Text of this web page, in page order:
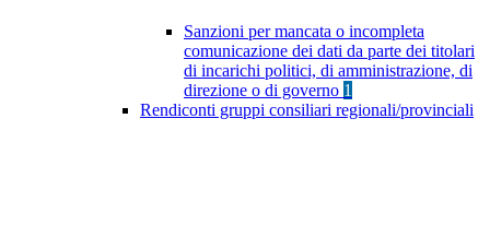
Sanzioni per mancata o incompleta
comunicazione dei dati da parte dei titolari
di incarichi politici, di amministrazione, di
direzione o di governo 1
Rendiconti gruppi consiliari regionali/provinciali